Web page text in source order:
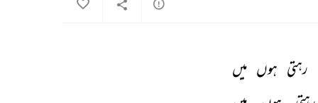
رہتی ہوں میں